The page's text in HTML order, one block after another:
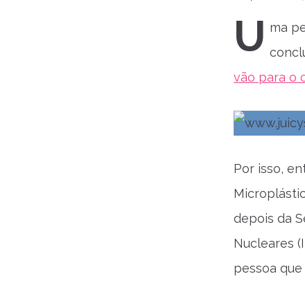
U ma
vão para o
Por isso,
depois da
Nucleares
pessoa